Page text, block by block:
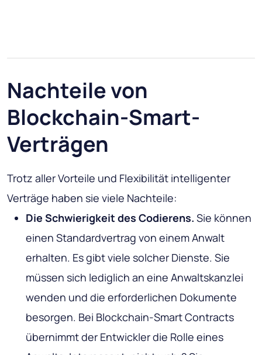
Nachteile von
Blockchain-Smart-
Verträgen
Trotz aller Vorteile und Flexibilität intelligenter
Verträge haben sie viele Nachteile:
Die Schwierigkeit des Codierens. Sie können
einen Standardvertrag von einem Anwalt
erhalten. Es gibt viele solcher Dienste. Sie
müssen sich lediglich an eine Anwaltskanzlei
wenden und die erforderlichen Dokumente
besorgen. Bei Blockchain-Smart Contracts
übernimmt der Entwickler die Rolle eines